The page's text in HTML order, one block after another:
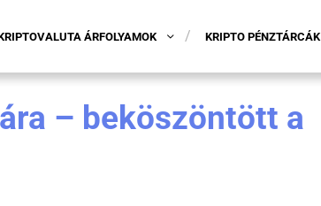
ÁRFOLYAMOK KRIPTO PÉNZTÁRCÁK
– beköszöntött a